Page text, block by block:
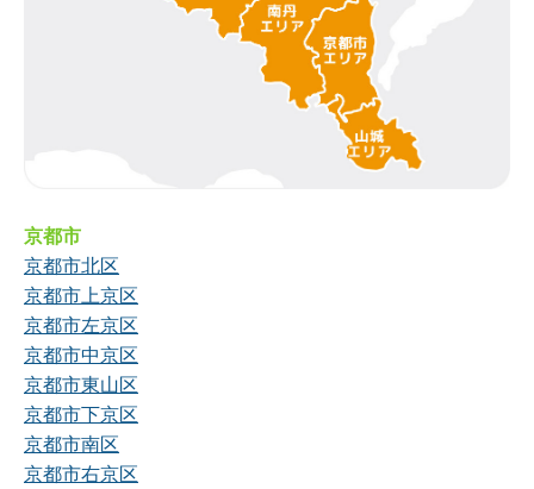
京都市
京都市北区
京都市上京区
京都市左京区
京都市中京区
京都市東山区
京都市下京区
京都市南区
京都市右京区